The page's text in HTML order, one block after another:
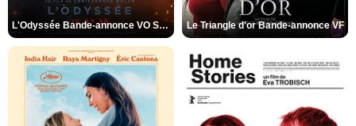
L'Odyssée Bande-annonce VO STFR Le Triangle d'or Bande-annonce VF